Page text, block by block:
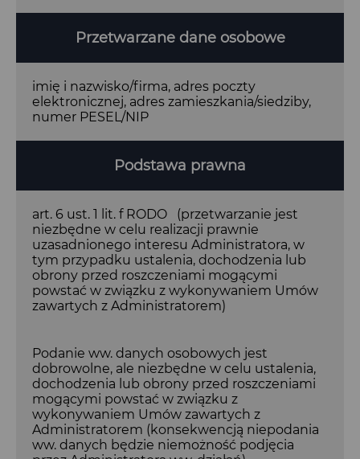
Przetwarzane dane osobowe
imię i nazwisko/firma, adres poczty
elektronicznej, adres zamieszkania/siedziby,
numer PESEL/NIP
Podstawa prawna
art. 6 ust. 1 lit. f RODO (przetwarzanie jest
niezbędne w celu realizacji prawnie
uzasadnionego interesu Administratora, w
tym przypadku ustalenia, dochodzenia lub
obrony przed roszczeniami mogącymi
powstać w związku z wykonywaniem Umów
zawartych z Administratorem)
Podanie ww. danych osobowych jest
dobrowolne, ale niezbędne w celu ustalenia,
dochodzenia lub obrony przed roszczeniami
mogącymi powstać w związku z
wykonywaniem Umów zawartych z
Administratorem (konsekwencją niepodania
ww. danych będzie niemożność podjęcia